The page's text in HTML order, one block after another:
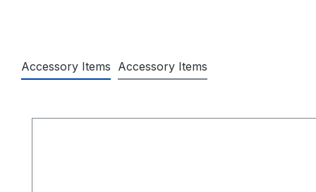
Accessory Items Accessory Items